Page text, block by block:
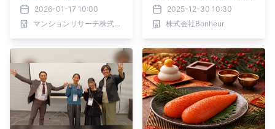
2026-01-17 10:00
マンションリサーチ株式会社
専門窓口強化
2025-12-30 10:30
株式会社Bonheur